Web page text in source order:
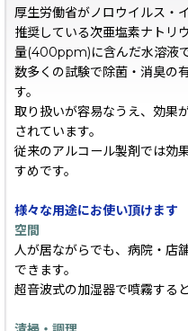
厚生労働省がノロウイルス・
推奨している次亜塩素ナトリ
量(400ppm)に含んだ水溶液で
数多くの試験で除菌・消臭の
す。
取り扱いが容易なうえ、効果
されています。
従来のアルコール製剤では効
すめです。
様々な用途にお使い頂けます
空間
人が居ながらでも、病院・店
できます。
超音波式の加湿器で噴霧する